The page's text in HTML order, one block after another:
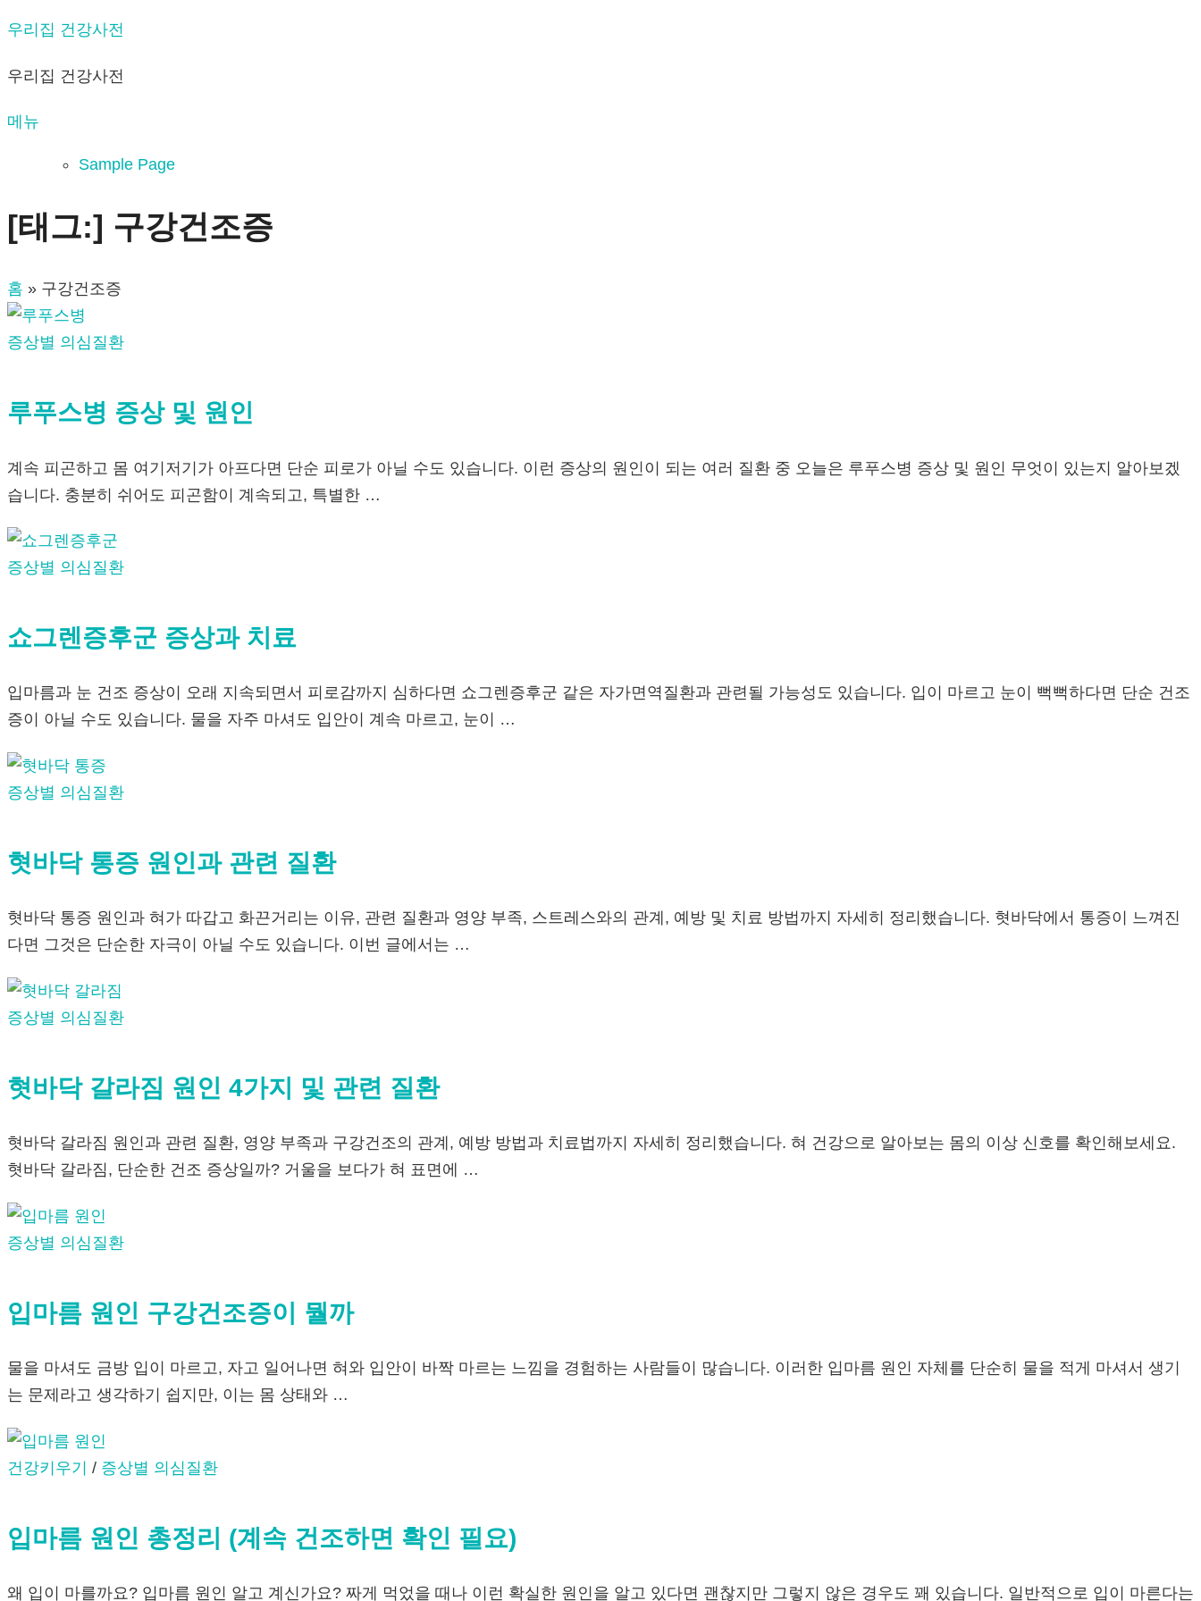
내
으
기
우리집 건강사전
우리집 건강사전
메뉴
Sample Page
[태그:] 구강건조증
홈 » 구강건조증
증상별 의심질환
루푸스병 증상 및 원인
계속 피곤하고 몸 여기저기가 아프다면 단순 피로가 아닐 수도 있습니다. 이런 증상의 원인이 되는 여러 질환 중 오늘은 루푸스병 증상 및 원인 무엇이 있는지 알아보겠
습니다. 충분히 쉬어도 피곤함이 계속되고, 특별한 …
증상별 의심질환
쇼그렌증후군 증상과 치료
입마름과 눈 건조 증상이 오래 지속되면서 피로감까지 심하다면 쇼그렌증후군 같은 자가면역질환과 관련될 가능성도 있습니다. 입이 마르고 눈이 뻑뻑하다면 단순 건조
증이 아닐 수도 있습니다. 물을 자주 마셔도 입안이 계속 마르고, 눈이 …
증상별 의심질환
혓바닥 통증 원인과 관련 질환
혓바닥 통증 원인과 혀가 따갑고 화끈거리는 이유, 관련 질환과 영양 부족, 스트레스와의 관계, 예방 및 치료 방법까지 자세히 정리했습니다. 혓바닥에서 통증이 느껴진
다면 그것은 단순한 자극이 아닐 수도 있습니다. 이번 글에서는 …
증상별 의심질환
혓바닥 갈라짐 원인 4가지 및 관련 질환
혓바닥 갈라짐 원인과 관련 질환, 영양 부족과 구강건조의 관계, 예방 방법과 치료법까지 자세히 정리했습니다. 혀 건강으로 알아보는 몸의 이상 신호를 확인해보세요.
혓바닥 갈라짐, 단순한 건조 증상일까? 거울을 보다가 혀 표면에 …
증상별 의심질환
입마름 원인 구강건조증이 뭘까
물을 마셔도 금방 입이 마르고, 자고 일어나면 혀와 입안이 바짝 마르는 느낌을 경험하는 사람들이 많습니다. 이러한 입마름 원인 자체를 단순히 물을 적게 마셔서 생기
는 문제라고 생각하기 쉽지만, 이는 몸 상태와 …
건강키우기 / 증상별 의심질환
입마름 원인 총정리 (계속 건조하면 확인 필요)
왜 입이 마를까요? 입마름 원인 알고 계신가요? 짜게 먹었을 때나 이런 확실한 원인을 알고 있다면 괜찮지만 그렇지 않은 경우도 꽤 있습니다. 일반적으로 입이 마른다는